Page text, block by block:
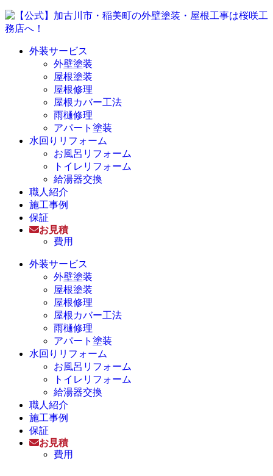
外装サービス
外壁塗装
屋根塗装
屋根修理
屋根カバー工法
雨樋修理
アパート塗装
水回りリフォーム
お風呂リフォーム
トイレリフォーム
給湯器交換
職人紹介
施工事例
保証
お見積
費用
外装サービス
外壁塗装
屋根塗装
屋根修理
屋根カバー工法
雨樋修理
アパート塗装
水回りリフォーム
お風呂リフォーム
トイレリフォーム
給湯器交換
職人紹介
施工事例
保証
お見積
費用